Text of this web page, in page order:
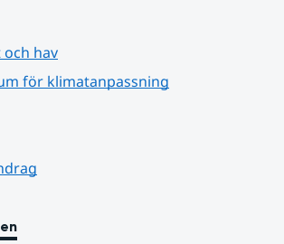
och hav
för klimatanpassning